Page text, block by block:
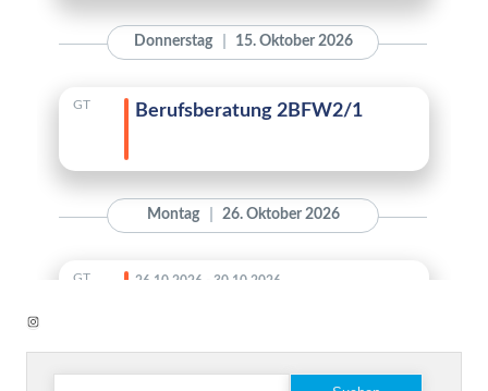
Instagram
Suchen